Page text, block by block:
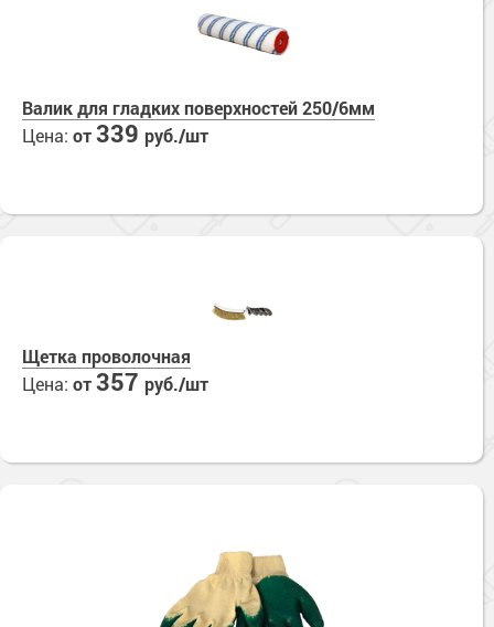
Валик для гладких поверхностей 250/6мм
Цена: от339 руб./шт
Щетка проволочная
Цена: от357 руб./шт